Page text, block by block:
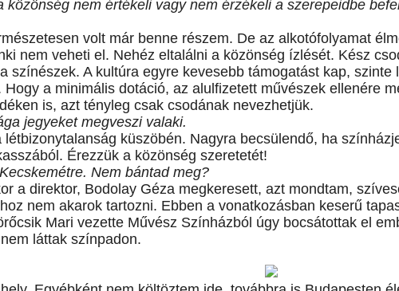
közönség nem értékeli vagy nem érzékeli a szerepeidbe
volt már benne részem. De az alkotófolyamat
nem veheti el. Nehéz eltalálni a közönség ízlését. Kész
színészek. A kultúra egyre kevesebb támogatást kap, szinte
a minimális dotáció, az alulfizetett művészek ellenére
is, azt tényleg csak csodának nevezhetjük.
jegyeket megveszi valaki.
létbizonytalanság küszöbén. Nagyra becsülendő, ha
Érezzük a közönség szeretetét!
Nem bántad meg?
a direktor, Bodolay Géza megkeresett, azt mondtam,
nem akarok tartozni. Ebben a vonatkozásban keserű
Mari vezette Művész Színházból úgy bocsátottak el
láttak színpadon.